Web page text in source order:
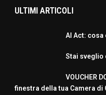
ULTIMI ARTICOLI
AI Act: cosa
Stai sveglio
VOUCHER
finestra della tua Camera